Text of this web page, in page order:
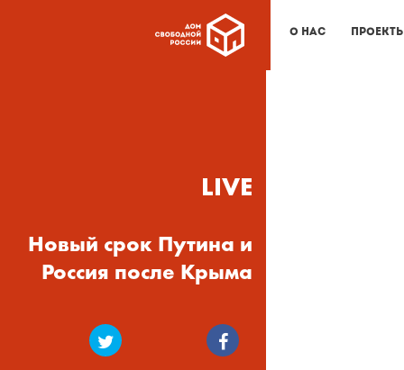
О нас
LIVE
Новый срок Путина и
Россия после Крыма